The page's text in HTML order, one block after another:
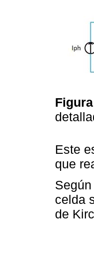
Este
que
celda
de